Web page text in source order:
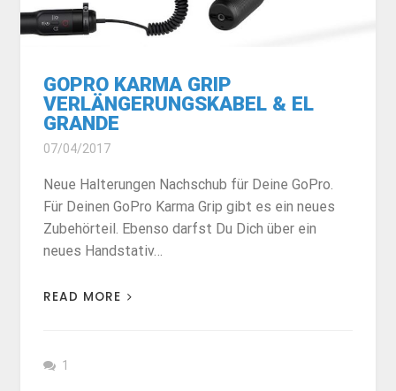
GOPRO KARMA GRIP
VERLÄNGERUNGSKABEL & EL
GRANDE
07/04/2017
Neue Halterungen Nachschub für Deine GoPro.
Für Deinen GoPro Karma Grip gibt es ein neues
Zubehörteil. Ebenso darfst Du Dich über ein
neues Handstativ…
READ MORE
1